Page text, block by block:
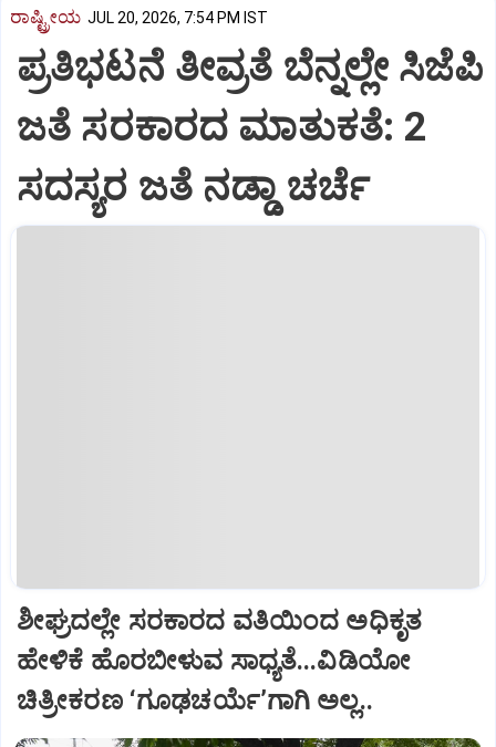
ರಾಷ್ಟ್ರೀಯ JUL 20, 2026, 7:54 PM IST
ಪ್ರತಿಭಟನೆ ತೀವ್ರತೆ ಬೆನ್ನಲ್ಲೇ ಸಿಜೆಪಿ
ಜತೆ ಸರಕಾರದ ಮಾತುಕತೆ: 2
ಸದಸ್ಯರ ಜತೆ ನಡ್ಡಾ ಚರ್ಚೆ
ಶೀಘ್ರದಲ್ಲೇ ಸರಕಾರದ ವತಿಯಿಂದ ಅಧಿಕೃತ
ಹೇಳಿಕೆ ಹೊರಬೀಳುವ ಸಾಧ್ಯತೆ...ವಿಡಿಯೋ
ಚಿತ್ರೀಕರಣ ‘ಗೂಢಚರ್ಯೆ’ಗಾಗಿ ಅಲ್ಲ..